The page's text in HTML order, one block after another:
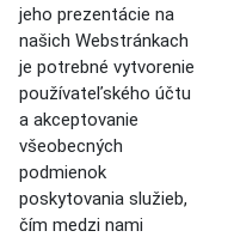
jeho prezentácie na
našich Webstránkach
je potrebné vytvorenie
používateľského účtu
a akceptovanie
všeobecných
podmienok
poskytovania služieb,
čím medzi nami